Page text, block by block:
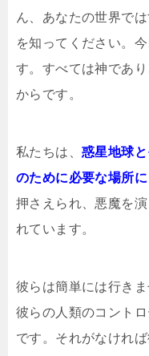
ん、あなたの世界で
を知ってください。
す。すべては神であ
からです。
私たちは、 惑星地球
のために必要な場所に
押さえられ、悪魔を
れています。
彼らは簡単には行き
彼らの人類のコント
です。それがなけれ